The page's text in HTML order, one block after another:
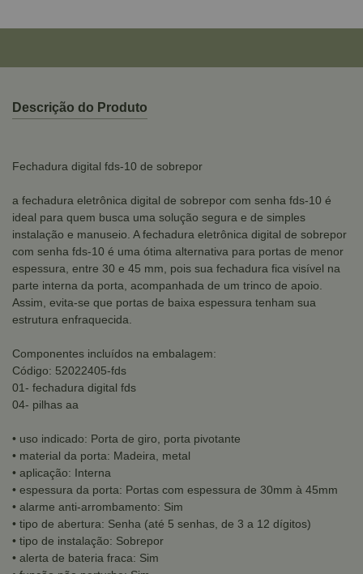
Descrição do Produto
Fechadura digital fds-10 de sobrepor
a fechadura eletrônica digital de sobrepor com senha fds-10 é
ideal para quem busca uma solução segura e de simples
instalação e manuseio. A fechadura eletrônica digital de sobrepor
com senha fds-10 é uma ótima alternativa para portas de menor
espessura, entre 30 e 45 mm, pois sua fechadura fica visível na
parte interna da porta, acompanhada de um trinco de apoio.
Assim, evita-se que portas de baixa espessura tenham sua
estrutura enfraquecida.
Componentes incluídos na embalagem:
Código: 52022405-fds
01- fechadura digital fds
04- pilhas aa
• uso indicado: Porta de giro, porta pivotante
• material da porta: Madeira, metal
• aplicação: Interna
• espessura da porta: Portas com espessura de 30mm à 45mm
• alarme anti-arrombamento: Sim
• tipo de abertura: Senha (até 5 senhas, de 3 a 12 dígitos)
• tipo de instalação: Sobrepor
• alerta de bateria fraca: Sim